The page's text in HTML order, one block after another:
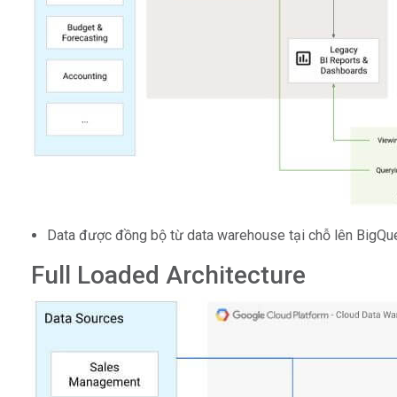
Data được đồng bộ từ data warehouse tại chỗ lên
Full Loaded Architecture